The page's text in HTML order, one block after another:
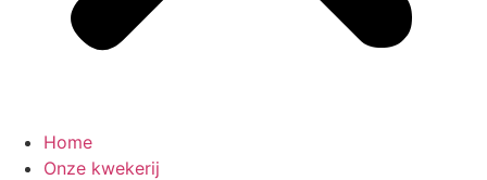
Home
Onze kwekerij